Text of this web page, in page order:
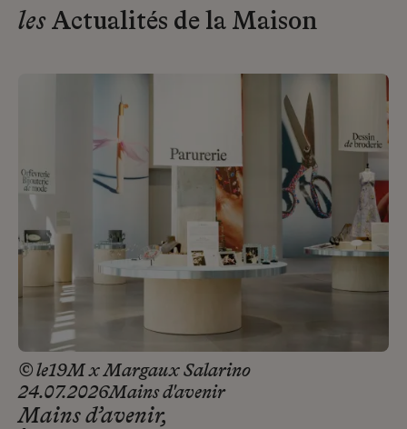
les Actualités de la Maison
© le19M x Margaux Salarino
24.07.2026Mains d'avenir
Mains d’avenir,